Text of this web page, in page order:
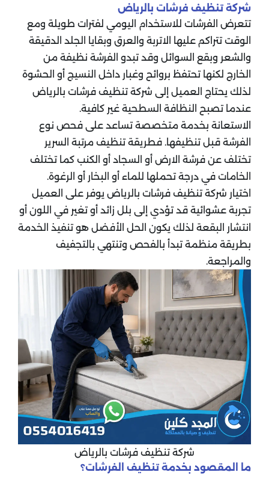
شركة تنظيف فرشات بالرياض
تتعرض الفرشات للاستخدام اليومي لفترات طويلة ومع
الوقت تتراكم عليها الاتربة والعرق وبقايا الجلد الدقيقة
والشعر وبقع السوائل وقد تبدو الفرشة نظيفة من
الخارج لكنها تحتفظ بروائح وغبار داخل النسيج أو الحشوة
لذلك يحتاج العميل إلى شركة تنظيف فرشات بالرياض
عندما تصبح النظافة السطحية غير كافية.
الاستعانة بخدمة متخصصة تساعد على فحص نوع
الفرشة قبل تنظيفها. فطريقة تنظيف مرتبة السرير
تختلف عن فرشة الارض أو السجاد أو الكنب كما تختلف
الخامات في درجة تحملها للماء أو البخار أو الرغوة.
اختيار شركة تنظيف فرشات بالرياض يوفر على العميل
تجربة عشوائية قد تؤدي إلى بلل زائد أو تغير في اللون أو
انتشار البقعة لذلك يكون الحل الأفضل هو تنفيذ الخدمة
بطريقة منظمة تبدأ بالفحص وتنتهي بالتجفيف
والمراجعة.
شركة تنظيف فرشات بالرياض
ما المقصود بخدمة تنظيف الفرشات؟